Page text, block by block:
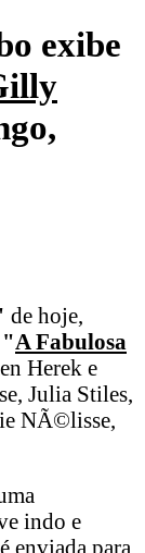
exibe
de hoje,
"A Fabulosa
Herek e
Julia Stiles,
NÃ©lisse,
indo e
enviada para